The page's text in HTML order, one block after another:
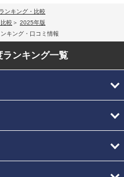
ンキング・比較
較
2025年版
キング・口コミ情報
ランキング一覧